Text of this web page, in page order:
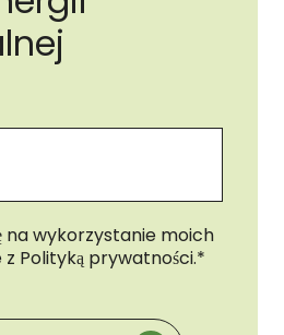
na wykorzystanie moich
Polityką prywatności.*